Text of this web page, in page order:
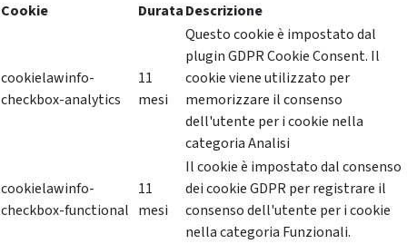
Cookie
DurataDescrizione
cookielawinfo-
checkbox-analytics
11
mesi
Questo cookie è impostato dal
plugin GDPR Cookie Consent. Il
cookie viene utilizzato per
memorizzare il consenso
dell'utente per i cookie nella
categoria Analisi
cookielawinfo-
checkbox-functional
11
mesi
Il cookie è impostato dal consenso
dei cookie GDPR per registrare il
consenso dell'utente per i cookie
nella categoria Funzionali.